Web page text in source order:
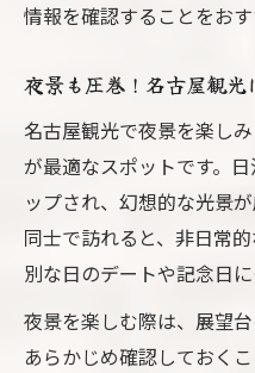
名古屋観光の思
地下からの行き方も
術
名古屋観光で便
き方
地下からのアク
快適
名古屋観光初心
情報を確認することをおす
夜景も圧巻！名古屋観
名古屋観光で夜景を楽し
が最適なスポットです。
ップされ、幻想的な光景
同士で訪れると、非日常
別な日のデートや記念日に
夜景を楽しむ際は、展望
あらかじめ確認しておく